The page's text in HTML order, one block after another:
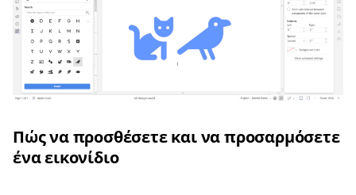
Πώς να προσθέσετε και να προσαρμόσετε
ένα εικονίδιο